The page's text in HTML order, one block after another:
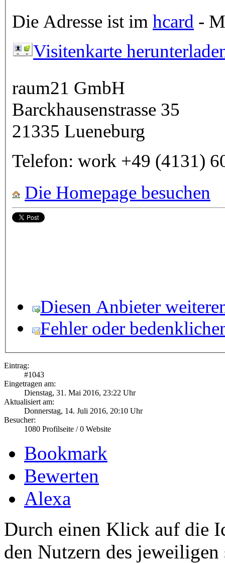
Die Adresse ist im hcard -
Visitenkarte
raum21 GmbH
Barckhausenstrasse 35
21335 Lueneburg
Telefon: work +49 (4131)
Die Homepage besuchen
Diesen Anbieter
Fehler oder
Eintrag:
#1043
Eingetragen am:
Dienstag, 31. Mai 2016, 23:22 Uhr
Aktualisiert am:
Donnerstag, 14. Juli 2016, 20:10 Uhr
Besucher:
1080 Profilseite /0 Website
Bookmark
Bewerten
Alexa
Durch einen Klick auf die
den Nutzern des